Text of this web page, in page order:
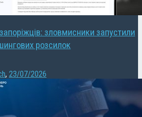
зловмисники запустили
розсилок
, 23/07/2026